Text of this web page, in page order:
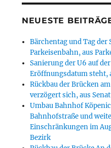
NEUESTE
Bärchentag und Tag der
Parkeisenbahn, aus
Sanierung der U6 auf
Eröffnungsdatum steht,
Rückbau der Brücken
verzögert sich, aus Senat
Umbau Bahnhof
Bahnhofstraße und
Einschränkungen im
Bezirk